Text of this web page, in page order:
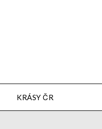
KRÁSY ČR